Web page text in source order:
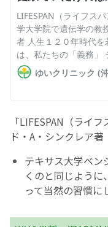
「LIFESPAN（ライ
ド・A・シンクレア著
テキサス大学ベン
くのと同じよう
って当然の習慣に
遠方にお住まい